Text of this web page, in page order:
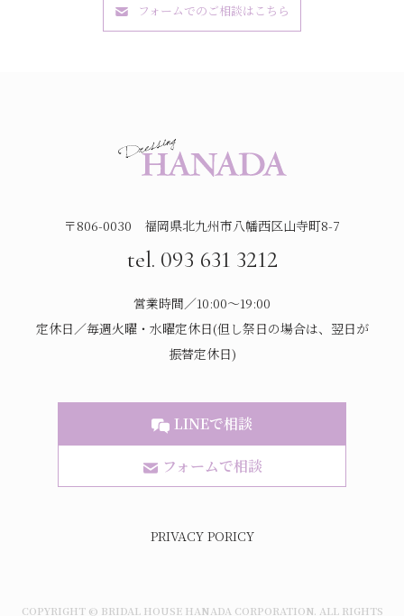
フォームでのご相談はこちら
〒806-0030 福岡県北九州市八幡西区山寺町8-7
tel. 093 631 3212
営業時間／10:00～19:00
定休日／毎週火曜・水曜定休日(但し祭日の場合は、翌日が
振替定休日)
LINEで相談
フォームで相談
PRIVACY PORICY
COPYRIGHT © BRIDAL HOUSE HANADA CORPORATION. ALL RIGHTS